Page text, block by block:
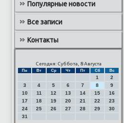
Популярные новости
Все записи
Контакты
Сегодня: Суббота, 8 Августа
Пн Вт Ср Чт Пт Сб Вс
1
2
3
4 5 6 7 8
9
10
11 12 13 14 15
16
17
18 19 20 21 22
23
24
25 26 27 28 29
30
31